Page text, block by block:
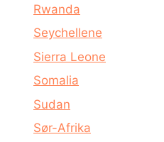
Rwanda
Seychellene
Sierra Leone
Somalia
Sudan
Sør-Afrika